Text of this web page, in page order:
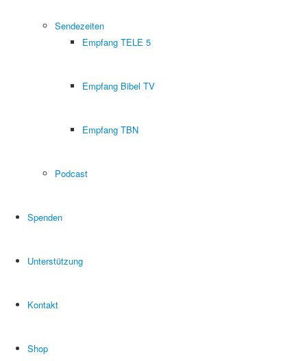
Sendezeiten
Empfang TELE 5
Empfang Bibel TV
Empfang TBN
Podcast
Spenden
Unterstützung
Kontakt
Shop